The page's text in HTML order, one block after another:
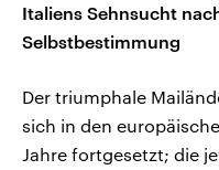
Italiens Sehnsucht
Selbstbestimmung
Der triumphale
sich in den
Jahre fortgesetzt; die